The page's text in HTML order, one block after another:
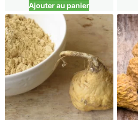
Ajouter au panier